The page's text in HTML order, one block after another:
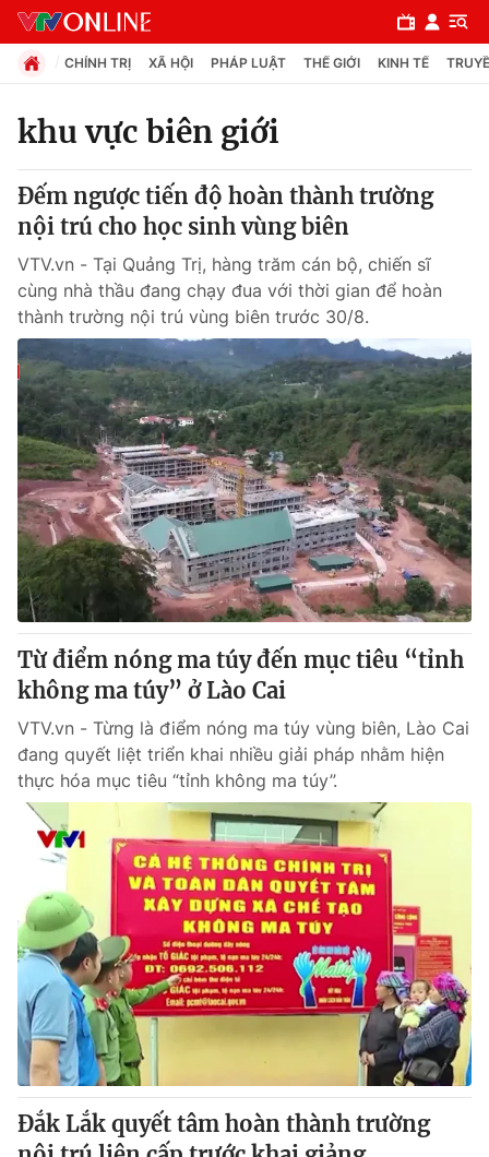
Chuyên mục
Chính trị
Xã hội
Pháp luật
Y tế
Thế giới
Tin tức
Thế giới đó đây
Câu chuyện quốc tế
Kinh tế
Tài chính
Thị trường
Góc doanh nghiệp
Dữ liệu và đời sống
Truyền hình
Phim VTV
Hậu trường
Nhân vật
Khán giả
Giải trí
Điện ảnh
Âm nhạc
Sao
Đời sống
Du lịch
Chất lượng cuộc sống
Giáo dục
Tuyển sinh
Học trực tuyến
Công nghệ
Hitech Công nghệ tương lai
Sản phẩm
Thị trường
Tư vấn
Giao lưu trực tuyến
Lịch phát sóng
Chuyên mục khác
CHÍNH TRỊ XÃ HỘI PHÁP LUẬT THẾ GIỚI KINH TẾ
khu vực biên giới
Đếm ngược tiến độ hoàn thành trường
nội trú cho học sinh vùng biên
VTV.vn - Tại Quảng Trị, hàng trăm cán bộ, chiến sĩ
cùng nhà thầu đang chạy đua với thời gian để hoàn
thành trường nội trú vùng biên trước 30/8.
Từ điểm nóng ma túy đến mục tiêu “tỉnh
không ma túy” ở Lào Cai
VTV.vn - Từng là điểm nóng ma túy vùng biên, Lào Cai
đang quyết liệt triển khai nhiều giải pháp nhằm hiện
thực hóa mục tiêu “tỉnh không ma túy”.
Đắk Lắk quyết tâm hoàn thành trường